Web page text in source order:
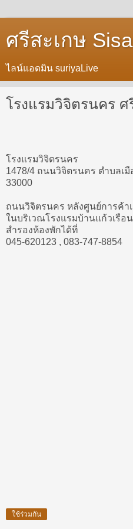
ศรีสะเกษ
ไลน์แอดมิน suriyaLive
โรงแรมวิจิตรนคร ศ
โรงแรมวิจิตรนคร
1478/4 ถนนวิจิตรนคร ตำบลเมื
33000
ถนนวิจิตรนคร หลังศูนย์การค้า
ในบริเวณโรงแรมบ้านแก้วเรือ
สำรองห้องพักได้ที่
045-620123 , 083-747-8854
ใช้ร่วมกัน